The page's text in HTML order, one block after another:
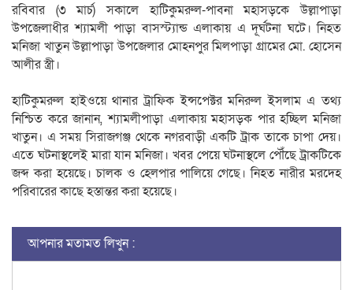
রবিবার (৩ মার্চ) সকালে হাটিকুমরুল-পাবনা মহাসড়কে উল্লাপাড়া
উপজেলাধীর শ্যামলী পাড়া বাসস্ট্যান্ড এলাকায় এ দূর্ঘটনা ঘটে। নিহত
মনিজা খাতুন উল্লাপাড়া উপজেলার মোহনপুর মিলপাড়া গ্রামের মো. হোসেন
আলীর স্ত্রী।
হাটিকুমরুল হাইওয়ে থানার ট্রাফিক ইন্সপেক্টর মনিরুল ইসলাম এ তথ্য
নিশ্চিত করে জানান, শ্যামলীপাড়া এলাকায় মহাসড়ক পার হচ্ছিল মনিজা
খাতুন। এ সময় সিরাজগঞ্জ থেকে নগরবাড়ী একটি ট্রাক তাকে চাপা দেয়।
এতে ঘটনাস্থলেই মারা যান মনিজা। খবর পেয়ে ঘটনাস্থলে পৌঁছে ট্রাকটিকে
জব্দ করা হয়েছে। চালক ও হেলপার পালিয়ে গেছে। নিহত নারীর মরদেহ
পরিবারের কাছে হস্তান্তর করা হয়েছে।
আপনার মতামত লিখুন :